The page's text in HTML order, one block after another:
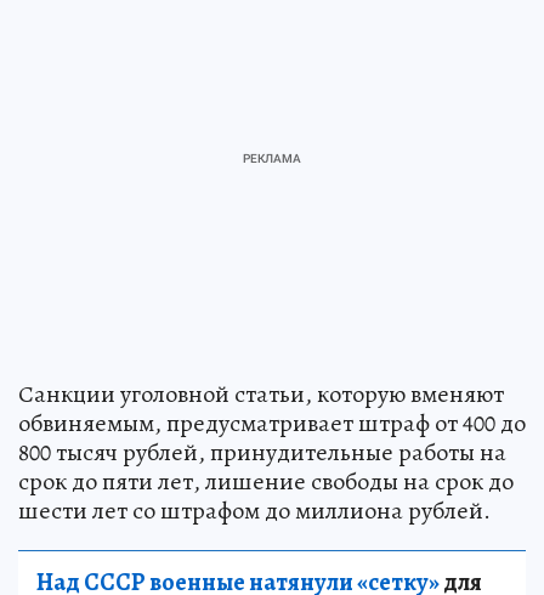
Санкции уголовной статьи, которую вменяют
обвиняемым, предусматривает штраф от 400 до
800 тысяч рублей, принудительные работы на
срок до пяти лет, лишение свободы на срок до
шести лет со штрафом до миллиона рублей.
Над СССР военные натянули «сетку»для